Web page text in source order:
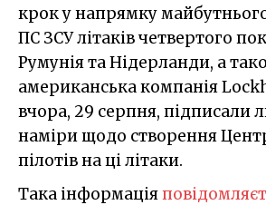
крок у напрямку
ПС ЗСУ літаків четвертого
Румунія та Нідерланди, а
американська компанія
вчора, 29 серпня, підписали
наміри щодо створення
пілотів на ці літаки.
Така інформація